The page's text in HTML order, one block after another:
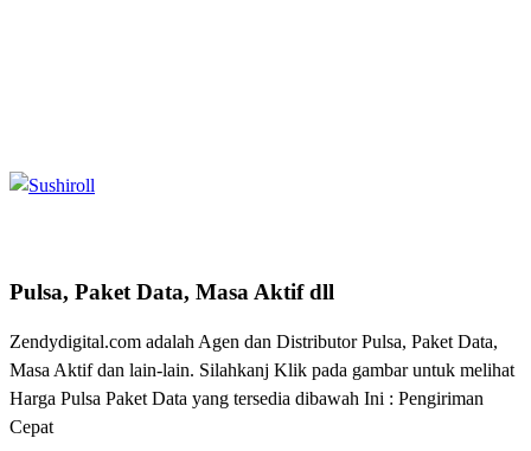
Pulsa, Paket Data, Masa Aktif dll
Zendydigital.com adalah Agen dan Distributor Pulsa, Paket Data,
Masa Aktif dan lain-lain. Silahkanj Klik pada gambar untuk melihat
Harga Pulsa Paket Data yang tersedia dibawah Ini : Pengiriman
Cepat